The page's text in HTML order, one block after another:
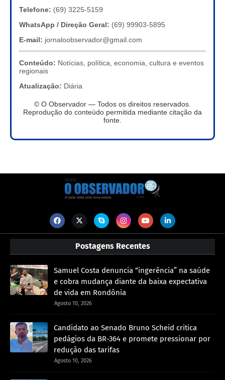
Telefone: (69) 3225-5159
WhatsApp / Direção Geral: (69) 99903-5895
E-mail: jornaloobservador@gmail.com
Conteúdo: Notícias, política, economia, cultura e eventos
regionais
Atualização: Diária
© O Observador — Todos os direitos reservados.
Reprodução do conteúdo permitida mediante citação da
fonte.
Postagens Recentes
Samuel Costa denuncia “ingerência” na saúde
e cobra mudança diante da baixa expectativa
de vida em Rondônia
Agosto 10, 2026
Candidato ao Senado Bruno Scheid critica
pedágios da BR-364 e promete pressionar por
redução das tarifas
Agosto 10, 2026